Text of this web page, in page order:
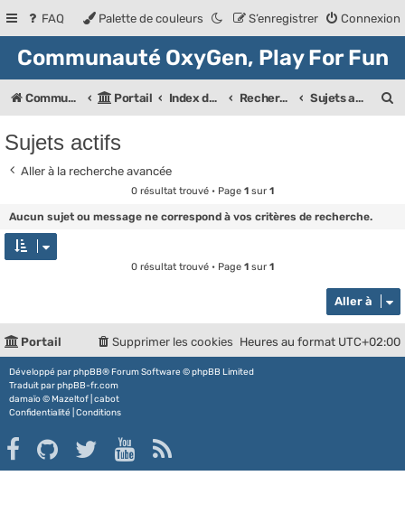
FAQ Connexion
S’enregistrer
Palette de couleurs
Communauté OxyGen, Play For Fun
Communauté OXyGeN Portail Index des forums Rechercher Sujets actifs
Sujets actifs
Aller à la recherche avancée
0 résultat trouvé • Page 1 sur 1
Aucun sujet ou message ne correspond à vos critères de recherche.
0 résultat trouvé • Page 1 sur 1
Aller à
Portail Heures au format UTC+02:00
Supprimer les cookies
Développé parphpBB® Forum Software © phpBB Limited
Traduit parphpBB-fr.com
damaïo © Mazeltof cabot
Confidentialité Conditions